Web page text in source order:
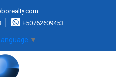
+50762609453
▼